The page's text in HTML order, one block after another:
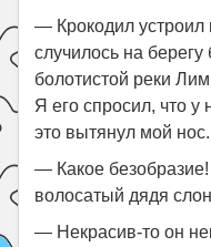
— Крокодил устроил
случилось на
болотистой реки
Я его спросил, что у
это вытянул мой нос.
— Какое
волосатый дядя
— Некрасив-то он